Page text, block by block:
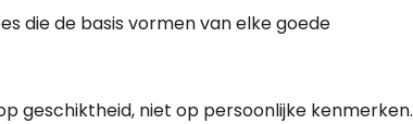
die de basis vormen van elke goede
geschiktheid, niet op persoonlijke kenmerken.